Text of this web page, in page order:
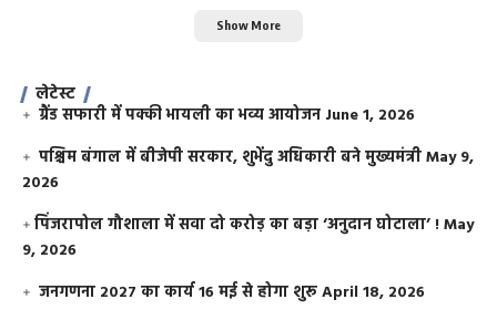
Show More
लेटेस्ट
ग्रैंड सफारी में पक्की भायली का भव्य आयोजन June 1, 2026
पश्चिम बंगाल में बीजेपी सरकार, शुभेंदु अधिकारी बने मुख्यमंत्रीMay 9,
2026
​पिंजरापोल गौशाला में सवा दो करोड़ का बड़ा ‘अनुदान घोटाला’ !May
9, 2026
जनगणना 2027 का कार्य 16 मई से होगा शुरूApril 18, 2026